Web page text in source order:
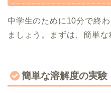
中学生のために10分で終
ましょう。まずは、簡単な
簡単な溶解度の実験